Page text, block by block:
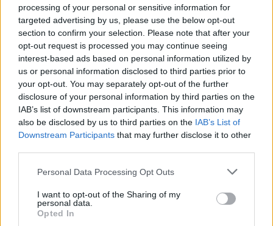
processing of your personal or sensitive information for
targeted advertising by us, please use the below opt-out
section to confirm your selection. Please note that after your
opt-out request is processed you may continue seeing
interest-based ads based on personal information utilized by
us or personal information disclosed to third parties prior to
your opt-out. You may separately opt-out of the further
disclosure of your personal information by third parties on the
IAB’s list of downstream participants. This information may
also be disclosed by us to third parties on the IAB’s List of
Downstream Participants that may further disclose it to other
Please note that this website/app uses one or more Google
not limited to your visit or usage behaviour. You may click to
grant or deny consent to Google and its third-party tags to
use your data for below specified purposes in below Google
Personal Data Processing Opt Outs
I want to opt-out of the Sharing of my
personal data.
Opted In
megérzéseket és a bizonytalanságot.
De ne álljunk meg a ChatGPT-nél! 2026-banszámos
kevésbé ismert AI eszközlétezik, amelyek valódi
versenyelőnyt adnak. Ilyen például aMidjourney
üzleti célú használata, amivel egyedi, profi arculatot
építhetünk töredékáron, vagy amesterséges
intelligenciával támogatott kulcsszókutatás, amely
tűpontos célzást tesz lehetővé.
A jövő titkos fegyvere ahiperperszonalizáció
. Nem
elég megszólítani a vevőt, az igényeit már azelőtt ki
kell szolgálni, hogy ő megfogalmazná azokat. Ehhez
elengedhetetlen a